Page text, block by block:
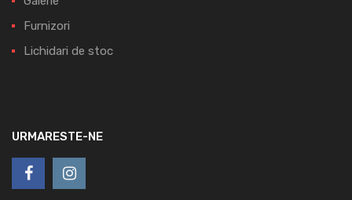
Furnizori
Lichidari de stoc
URMARESTE-NE